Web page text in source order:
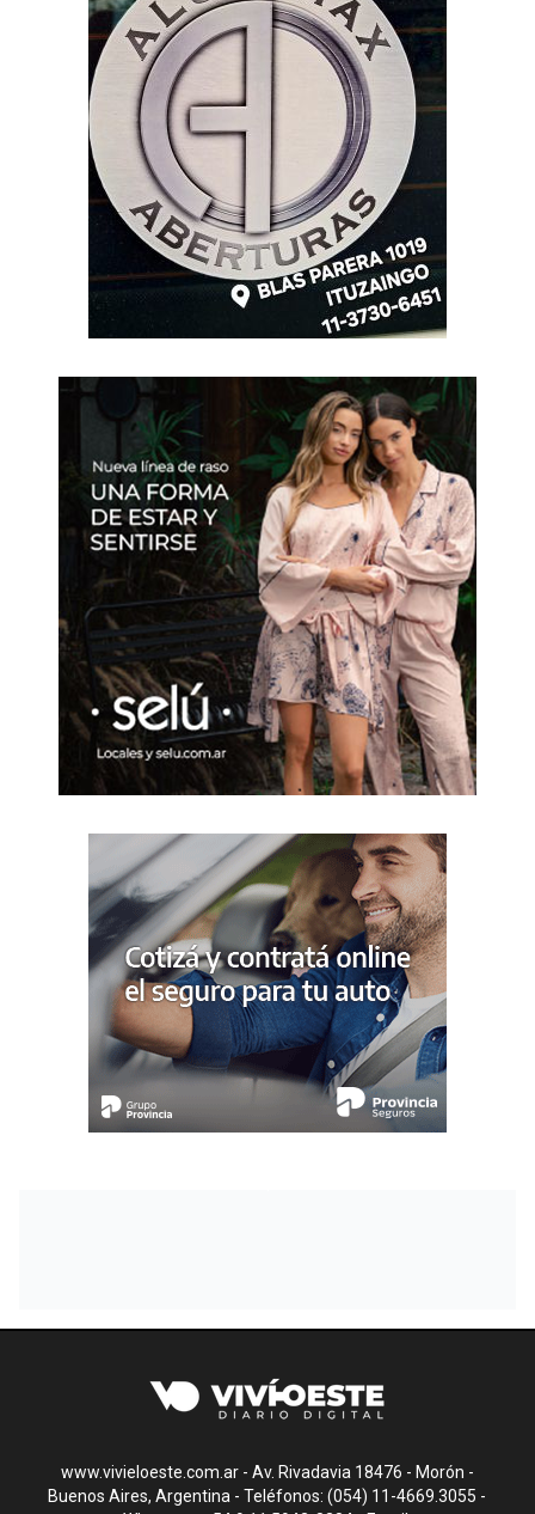
www.vivieloeste.com.ar - Av. Rivadavia 18476 - Morón -
Buenos Aires, Argentina - Teléfonos: (054) 11-4669.3055 -